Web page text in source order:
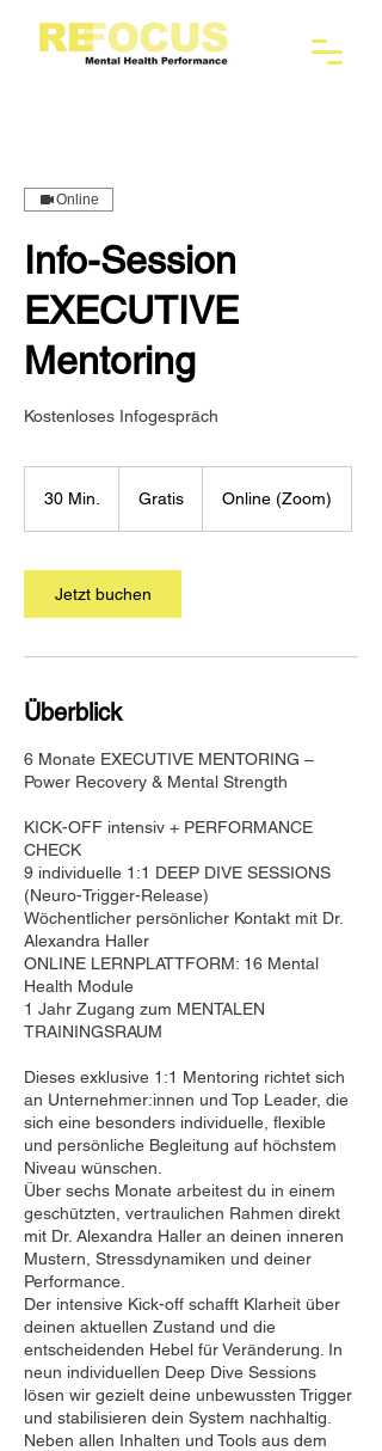
Online
Info-Session
EXECUTIVE
Mentoring
Kostenloses Infogespräch
30 Min.
i
n
.
Gratis Online (Zoom)
Jetzt buchen
Überblick
6 Monate EXECUTIVE MENTORING –
Power Recovery & Mental Strength
KICK-OFF intensiv + PERFORMANCE
CHECK
9 individuelle 1:1 DEEP DIVE SESSIONS
(Neuro-Trigger-Release)
Wöchentlicher persönlicher Kontakt mit Dr.
Alexandra Haller
ONLINE LERNPLATTFORM: 16 Mental
Health Module
1 Jahr Zugang zum MENTALEN
TRAININGSRAUM
Dieses exklusive 1:1 Mentoring richtet sich
an Unternehmer:innen und Top Leader, die
sich eine besonders individuelle, flexible
und persönliche Begleitung auf höchstem
Niveau wünschen.
Über sechs Monate arbeitest du in einem
geschützten, vertraulichen Rahmen direkt
mit Dr. Alexandra Haller an deinen inneren
Mustern, Stressdynamiken und deiner
Performance.
Der intensive Kick-off schafft Klarheit über
deinen aktuellen Zustand und die
entscheidenden Hebel für Veränderung. In
neun individuellen Deep Dive Sessions
lösen wir gezielt deine unbewussten Trigger
und stabilisieren dein System nachhaltig.
Neben allen Inhalten und Tools aus dem